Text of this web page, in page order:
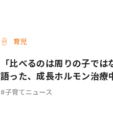
育児
「比べるのは周りの子で
語った、成長ホルモン治療
子育てニュース